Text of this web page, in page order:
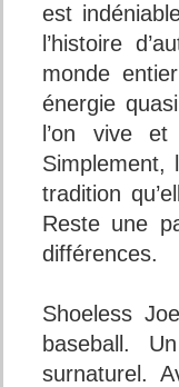
est
l’histoire
monde
énergie
l’on vive
Simplement,
tradition
Reste une
différences.
Shoeless
baseball.
surnaturel.